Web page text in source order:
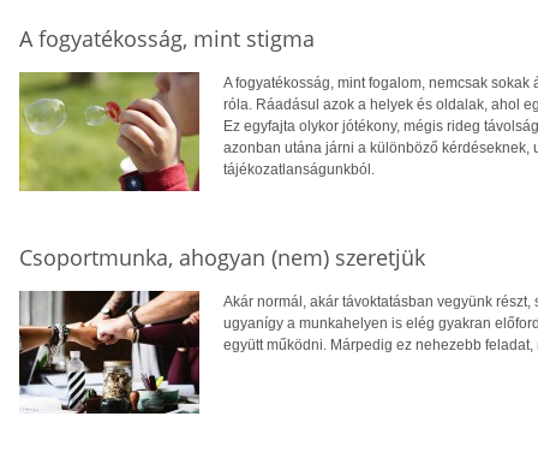
A fogyatékosság, mint stigma
A fogyatékosság, mint fogalom, nemcsak
róla. Ráadásul azok a helyek és oldalak, ahol
Ez egyfajta olykor jótékony, mégis rideg
azonban utána járni a különböző kérdéseknek,
tájékozatlanságunkból.
Csoportmunka, ahogyan (nem) szeretjük
Akár normál, akár távoktatásban vegyünk
ugyanígy a munkahelyen is elég gyakran
együtt működni. Márpedig ez nehezebb